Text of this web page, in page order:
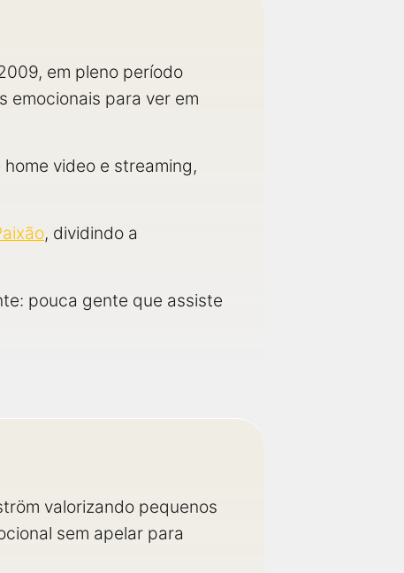
em pleno período
para ver em
video e streaming,
, dividindo a
pouca gente que assiste
valorizando pequenos
sem apelar para